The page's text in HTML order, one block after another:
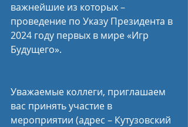
важнейшие из которых –
проведение по Указу Президента в
2024 году первых в мире «Игр
Будущего».
Уважаемые коллеги, приглашаем
вас принять участие в
мероприятии (адрес – Кутузовский